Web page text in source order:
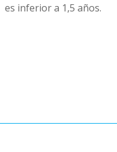
es inferior a 1,5 años.